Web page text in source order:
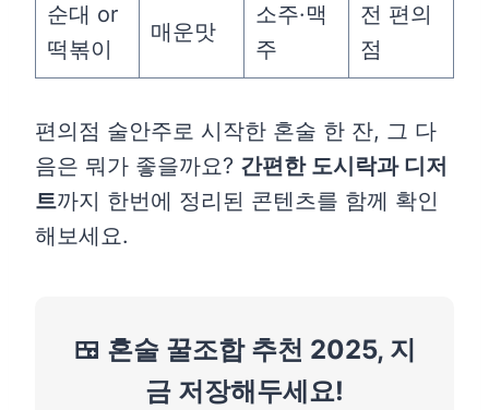
순대 or
떡볶이
매운맛
소주·맥
주
전 편의
점
편의점 술안주로 시작한 혼술 한 잔, 그 다
음은 뭐가 좋을까요? 간편한 도시락과 디저
트까지 한번에 정리된 콘텐츠를 함께 확인
해보세요.
🍱 혼술 꿀조합 추천 2025, 지
금 저장해두세요!